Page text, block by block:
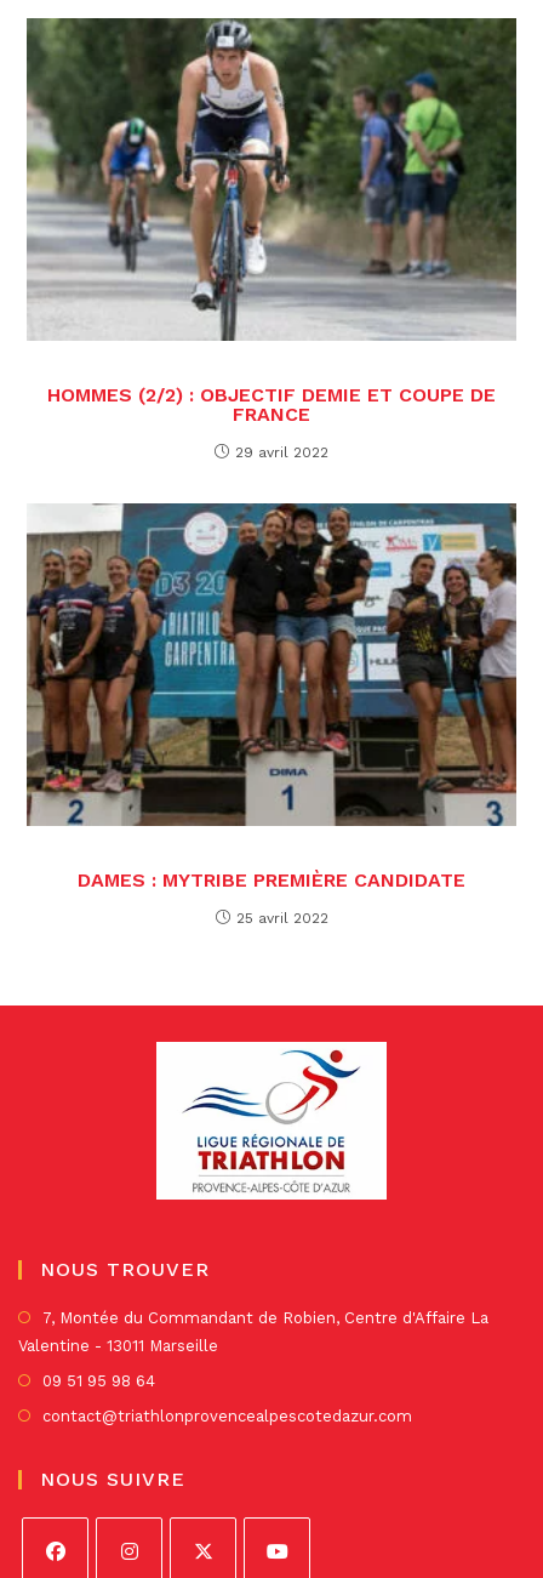
HOMMES (2/2) : OBJECTIF DEMIE ET COUPE DE
FRANCE
29 avril 2022
DAMES : MYTRIBE PREMIÈRE CANDIDATE
25 avril 2022
NOUS TROUVER
7, Montée du Commandant de Robien, Centre d'Affaire La
Valentine - 13011 Marseille
09 51 95 98 64S’ouvre
dans
nouvel
contact@triathlonprovencealpescotedazur.com
NOUS SUIVRE